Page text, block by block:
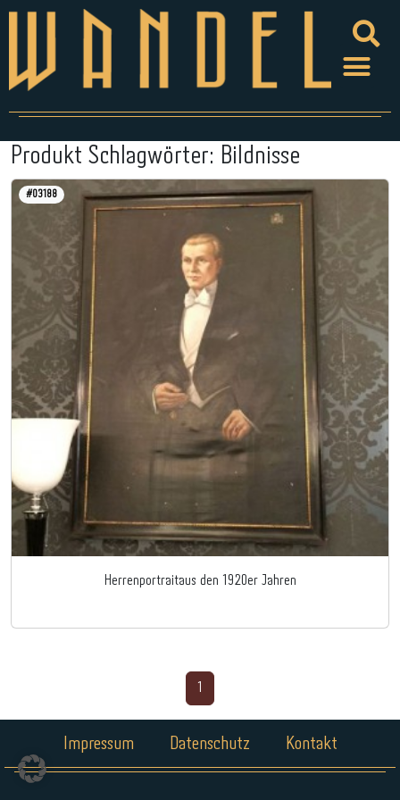
Produkt Schlagwörter: Bildnisse
#03188
Herrenportraitaus den 1920er Jahren
Impressum Datenschutz Kontakt